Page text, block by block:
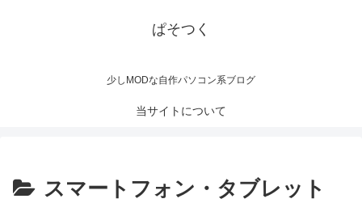
ぱそつく
少しMODな自作パソコン系ブログ
当サイトについて
スマートフォン・タブレット